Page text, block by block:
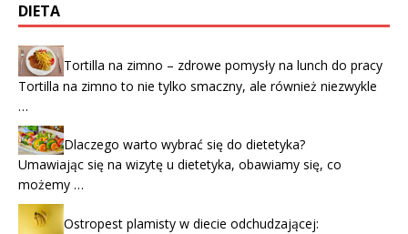
DIETA
Tortilla na zimno – zdrowe pomysły na lunch do pracy
Tortilla na zimno to nie tylko smaczny, ale również niezwykle
…
Dlaczego warto wybrać się do dietetyka?
Umawiając się na wizytę u dietetyka, obawiamy się, co
możemy …
Ostropest plamisty w diecie odchudzającej: